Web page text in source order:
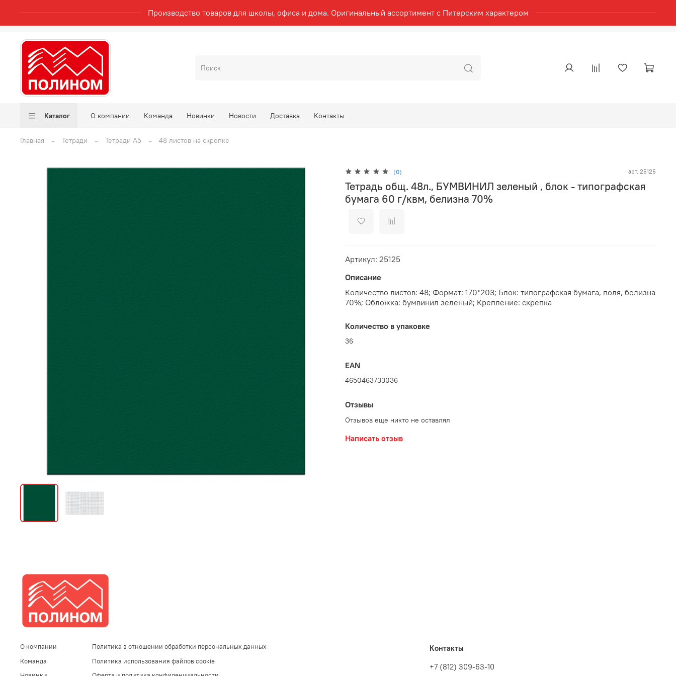
Производство товаров для школы, офиса и дома. Оригинальный ассортимент с Питерским характером
Каталог О компании Команда Новинки Новости Доставка Контакты
Главная Тетради Тетради А5 48 листов на скрепке
(0) арт. 25125
Тетрадь общ. 48л., БУМВИНИЛ зеленый , блок - типографская
бумага 60 г/квм, белизна 70%
Артикул: 25125
Описание
Количество листов: 48; Формат: 170*203; Блок: типографская бумага, поля, белизна
70%; Обложка: бумвинил зеленый; Крепление: скрепка
Количество в упаковке
36
EAN
4650463733036
Отзывы
Отзывов еще никто не оставлял
Написать отзыв
О компании
Команда
Политика в отношении обработки персональных данных
Политика использования файлов cookie
Контакты
+7 (812) 309-63-10